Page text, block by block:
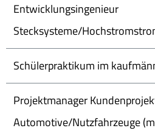
Entwicklungsingenieur
Stecksysteme/
Schülerpraktikum im
Projektmanager
Automotive/Nutzfahrzeuge